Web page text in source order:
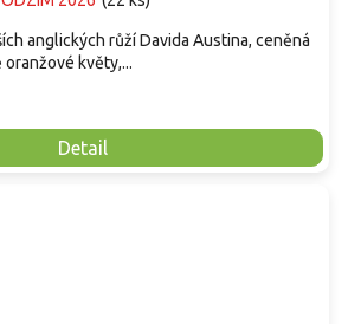
Detail
anglických růží Davida Austina, ceněná
květy,...